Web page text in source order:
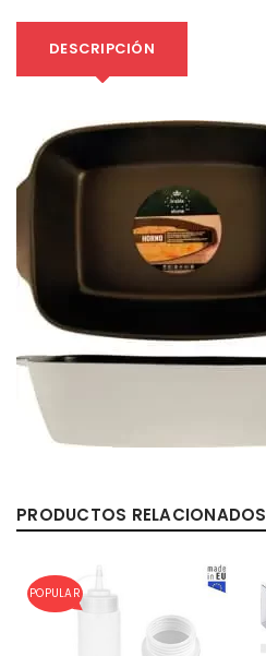
DESCRIPCIÓN
PRODUCTOS RELACIONADOS
POPULAR